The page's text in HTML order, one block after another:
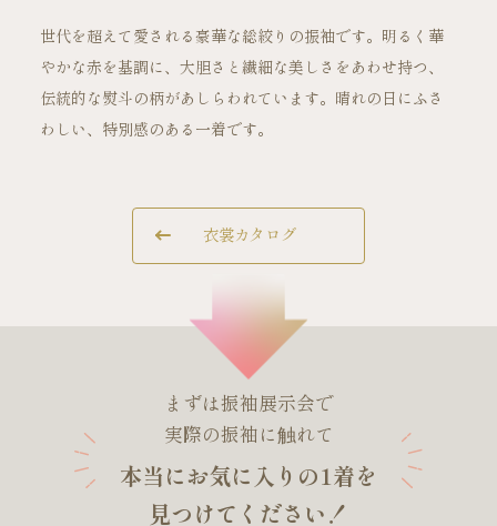
ご試着・見学予約
お問い合わせ
世代を超えて愛される豪華な総絞りの振袖です。明るく華
やかな赤を基調に、大胆さと繊細な美しさをあわせ持つ、
伝統的な熨斗の柄があしらわれています。晴れの日にふさ
わしい、特別感のある一着です。
衣裳カタログ
まずは振袖展示会で
実際の振袖に触れて
本当にお気に入りの1着を
見つけてください！